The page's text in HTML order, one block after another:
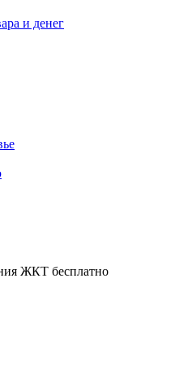
и денег
ЖКТ бесплатно